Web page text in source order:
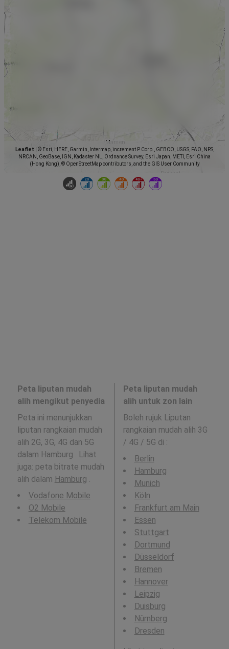
Leaflet
© Esri, HERE, Garmin, Intermap, increment P Corp., GEBCO, USGS, FAO, NPS,
NRCAN, GeoBase, IGN, Kadaster NL, Ordnance Survey, Esri Japan, METI, Esri China
(Hong Kong), © OpenStreetMap contributors, and the GIS User Community
Peta liputan mudah
alih mengikut penyedia
Peta ini menunjukkan
liputan rangkaian mudah
alih 2G, 3G, 4G dan 5G
dalam Hamburg . Lihat
juga: peta bitrate mudah
alih dalam Hamburg .
Vodafone Mobile
O2 Mobile
Telekom Mobile
Peta liputan mudah
alih untuk zon lain
Boleh rujuk Liputan
rangkaian mudah alih 3G
/ 4G / 5G di :
Berlin
Hamburg
Munich
Köln
Frankfurt am Main
Essen
Stuttgart
Dortmund
Düsseldorf
Bremen
Hannover
Leipzig
Duisburg
Nürnberg
Dresden